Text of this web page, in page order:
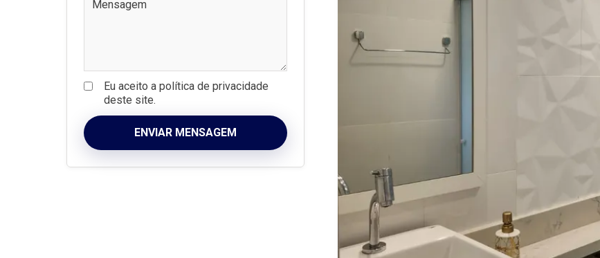
Eu aceito a política de privacidade
deste site.
ENVIAR MENSAGEM